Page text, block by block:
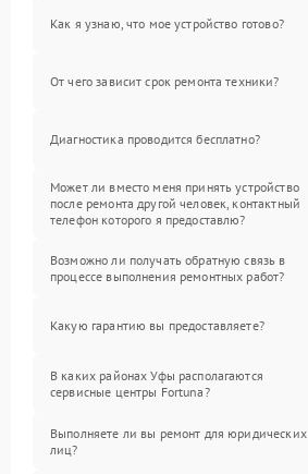
Как я узнаю, что мое устройство готово?
От чего зависит срок ремонта техники?
Диагностика проводится бесплатно?
Может ли вместо меня принять устройство
после ремонта другой человек, контактный
телефон которого я предоставлю?
Возможно ли получать обратную связь в
процессе выполнения ремонтных работ?
Какую гарантию вы предоставляете?
В каких районах Уфы располагаются
сервисные центры Fortuna?
Выполняете ли вы ремонт для юридических
лиц?